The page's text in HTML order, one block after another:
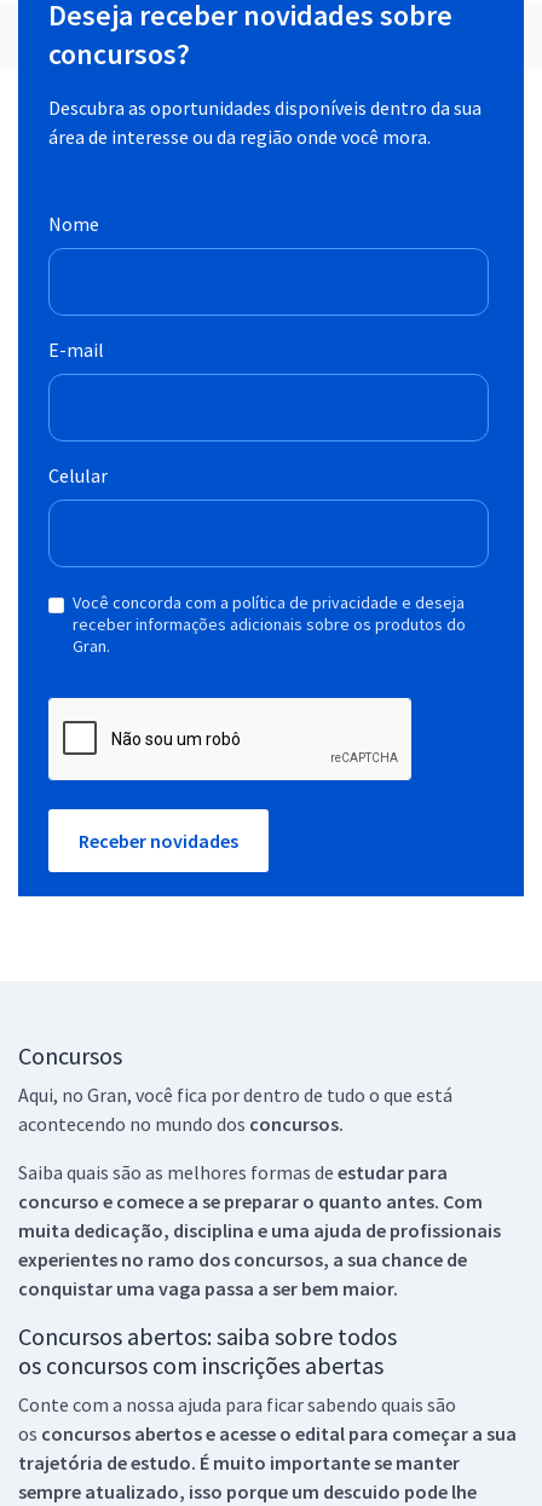
Deseja receber novidades sobre
concursos?
Descubra as oportunidades disponíveis dentro da sua
área de interesse ou da região onde você mora.
Nome
E-mail
Celular
Você concorda com a política de privacidade e deseja
receber informações adicionais sobre os produtos do
Gran.
Receber novidades
Concursos
Aqui, no Gran, você fica por dentro de tudo o que está
acontecendo no mundo dos concursos.
Saiba quais são as melhores formas de estudar para
concurso e comece a se preparar o quanto antes. Com
muita dedicação, disciplina e uma ajuda de profissionais
experientes no ramo dos concursos, a sua chance de
conquistar uma vaga passa a ser bem maior.
Concursos abertos: saiba sobre todos
os concursos com inscrições abertas
Conte com a nossa ajuda para ficar sabendo quais são
os concursos abertos e acesse o edital para começar a sua
trajetória de estudo. É muito importante se manter
sempre atualizado, isso porque um descuido pode lhe